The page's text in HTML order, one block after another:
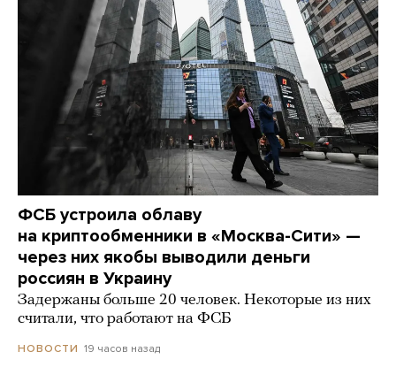
ФСБ устроила облаву
на криптообменники в «Москва-Сити» —
через них якобы выводили деньги
россиян в Украину
Задержаны больше 20 человек. Некоторые из них
считали, что работают на ФСБ
НОВОСТИ 19 часов назад